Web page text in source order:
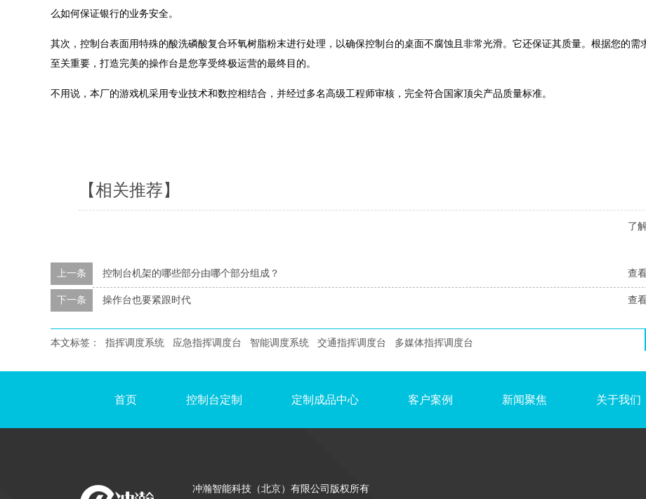
么如何保证银行的业务安全。
其次，控制台表面用特殊的酸洗磷酸复合环氧树脂粉末进行处理，以确保控制台的桌面不腐蚀且非常光滑。它还保证其质量。根据您的需
至关重要，打造完美的操作台是您享受终极运营的最终目的。
不用说，本厂的游戏机采用专业技术和数控相结合，并经过多名高级工程师审核，完全符合国家顶尖产品质量标准。
【相关推荐】
了
查
上一条 控制台机架的哪些部分由哪个部分组成？
查
下一条 操作台也要紧跟时代
本文标签： 指挥调度系统 应急指挥调度台 智能调度系统 交通指挥调度台 多媒体指挥调度台
首页 控制台定制 定制成品中心 客户案例 新闻聚焦 关于我们
冲瀚智能科技（北京）有限公司版权所有